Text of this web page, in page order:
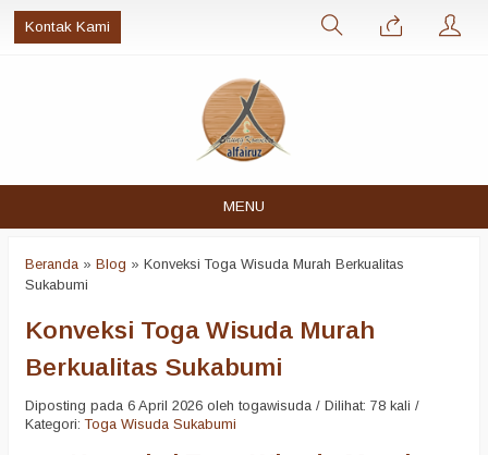
Kontak Kami
MENU
Beranda » Blog » Konveksi Toga Wisuda Murah Berkualitas
Sukabumi
Konveksi Toga Wisuda Murah
Berkualitas Sukabumi
Diposting pada 6 April 2026 oleh togawisuda / Dilihat: 78 kali /
Kategori:Toga Wisuda Sukabumi